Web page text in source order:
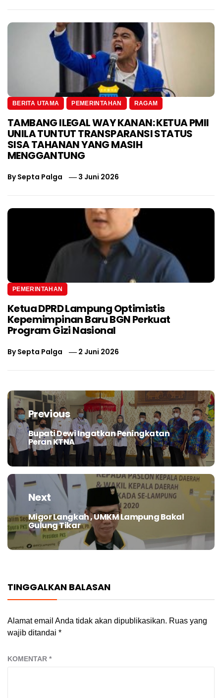
BERITA UTAMA PEMERINTAHAN RAGAM
TAMBANG ILEGAL WAY KANAN: KETUA PMII
UNILA TUNTUT TRANSPARANSI STATUS
SISA TAHANAN YANG MASIH
MENGGANTUNG
BySepta Palga 3 Juni 2026
PEMERINTAHAN
Ketua DPRD Lampung Optimistis
Kepemimpinan Baru BGN Perkuat
Program Gizi Nasional
BySepta Palga 2 Juni 2026
Navigasi
posPrevious
Previous
post:
Bupati Dewi Ingatkan Peningkatan
Peran KTNA
Next
Next
post:
Migor Langkah , UMKM Lampung Bakal
Gulung Tikar
TINGGALKAN BALASAN
Alamat email Anda tidak akan dipublikasikan. Ruas yang
wajib ditandai *
KOMENTAR *